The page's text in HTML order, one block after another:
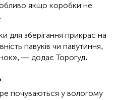
якщо коробки не
для зберігання прикрас на
павуків чи павутиння,
— додає Торогуд.
почуваються у вологому